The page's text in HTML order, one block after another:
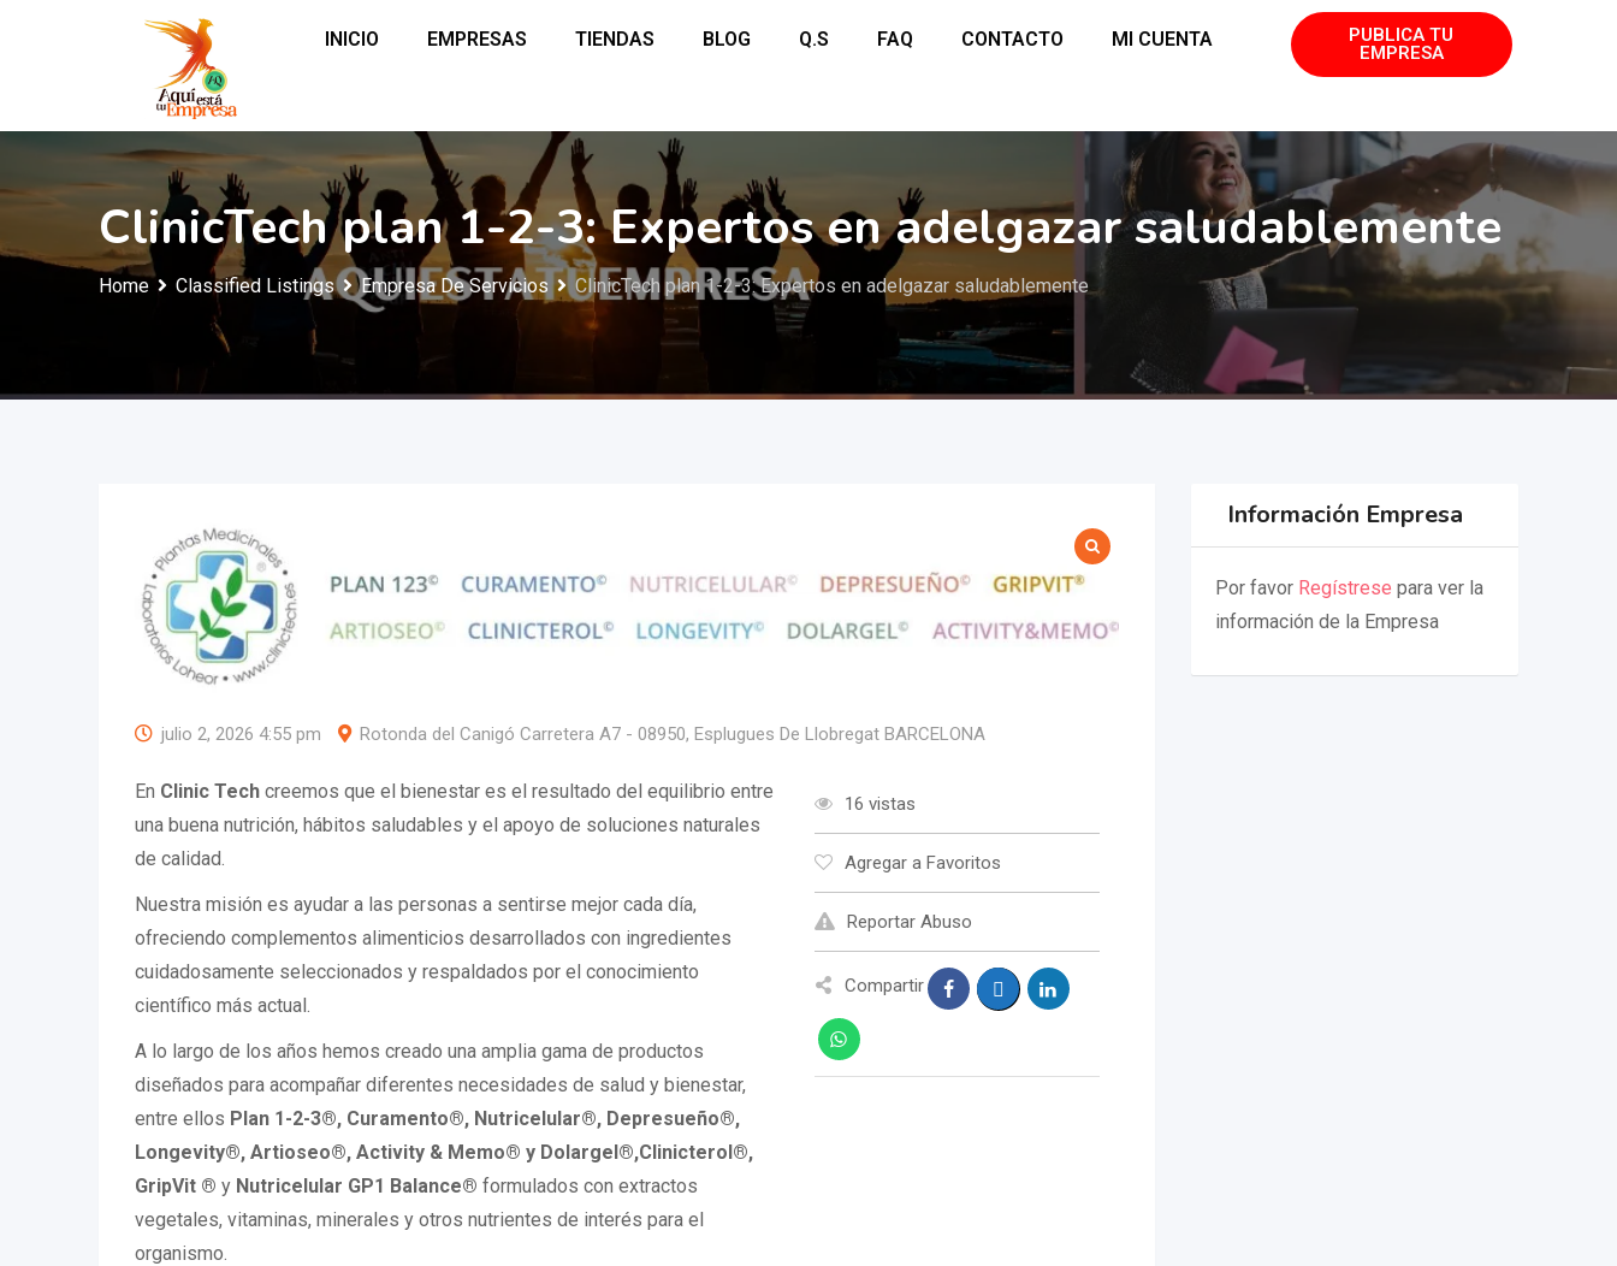
INICIO EMPRESAS TIENDAS BLOG Q.S FAQ CONTACTO MI CUENTA
PUBLICA TU
EMPRESA
ClinicTech plan 1-2-3: Expertos en adelgazar saludablemente
Home Classified Listings Empresa De Servicios ClinicTech plan 1-2-3: Expertos en adelgazar saludablemente
julio 2, 2026 4:55 pm Rotonda del Canigó Carretera A7 - 08950, Esplugues De Llobregat BARCELONA
En Clinic Tech creemos que el bienestar es el resultado del equilibrio entre
una buena nutrición, hábitos saludables y el apoyo de soluciones naturales
de calidad.
Nuestra misión es ayudar a las personas a sentirse mejor cada día,
ofreciendo complementos alimenticios desarrollados con ingredientes
cuidadosamente seleccionados y respaldados por el conocimiento
científico más actual.
A lo largo de los años hemos creado una amplia gama de productos
diseñados para acompañar diferentes necesidades de salud y bienestar,
entre ellos Plan 1-2-3®, Curamento®, Nutricelular®, Depresueño®,
Longevity®, Artioseo®, Activity & Memo® y Dolargel®,Clinicterol®,
GripVit ® y Nutricelular GP1 Balance® formulados con extractos
vegetales, vitaminas, minerales y otros nutrientes de interés para el
organismo.
16 vistas
Agregar a Favoritos
Reportar Abuso
Compartir
Información Empresa
Por favor Regístrese para ver la
información de la Empresa